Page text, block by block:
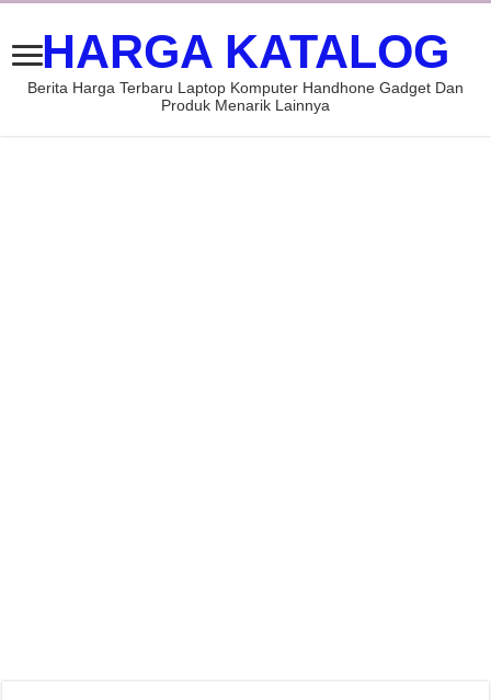
HARGA KATALOG
Berita Harga Terbaru Laptop Komputer Handhone Gadget Dan
Produk Menarik Lainnya